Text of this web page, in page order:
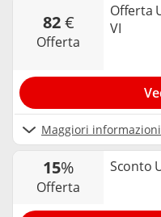
82€
offerta
Offerta
VI
Maggiori informazioni
15%
offerta
Sconto